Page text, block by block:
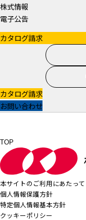
株式情報
電子公告
カタログ請求
カタログ請求
お問い合わせ
TOP
本サイトのご利用にあたって
個人情報保護方針
特定個人情報基本方針
クッキーポリシー